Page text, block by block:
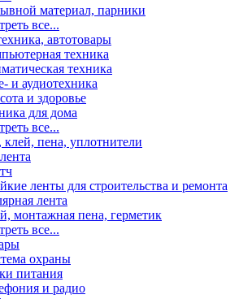
материал, парники
все...
автотовары
техника
техника
и аудиотехника
и здоровье
для дома
все...
клей, пена, уплотнители
ленты для строительства и ремонта
лента
монтажная пена, герметик
все...
охраны
питания
и радио